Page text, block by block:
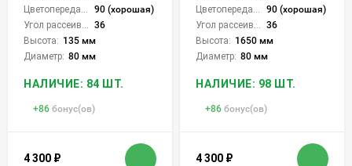
90 (хорошая)
36
Высота: 135 мм
Диаметр: 80 мм
НАЛИЧИЕ: 84 ШТ.
+86 бонус(ов)
4 300 ₽
90 (хорошая)
36
Высота: 1650 мм
Диаметр: 80 мм
НАЛИЧИЕ: 98 ШТ.
+86 бонус(ов)
4 300 ₽